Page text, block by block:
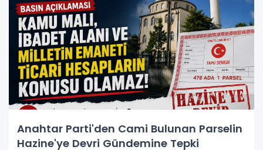
Anahtar Parti'den Cami Bulunan Parselin
Hazine'ye Devri Gündemine Tepki